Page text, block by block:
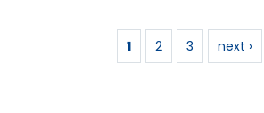
En savoir plus
1 2 3 next ›